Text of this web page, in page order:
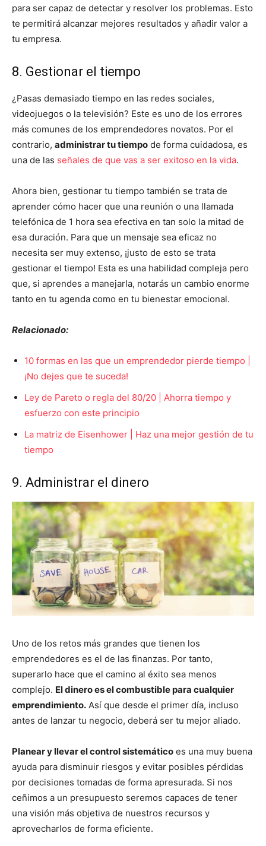
para ser capaz de detectar y resolver los problemas. Esto
te permitirá alcanzar mejores resultados y añadir valor a
tu empresa.
8. Gestionar el tiempo
¿Pasas demasiado tiempo en las redes sociales,
videojuegos o la televisión? Este es uno de los errores
más comunes de los emprendedores novatos. Por el
contrario, administrar tu tiempo de forma cuidadosa, es
una de las señales de que vas a ser exitoso en la vida.
Ahora bien, gestionar tu tiempo también se trata de
aprender cómo hacer que una reunión o una llamada
telefónica de 1 hora sea efectiva en tan solo la mitad de
esa duración. Para que un mensaje sea eficaz no
necesita ser muy extenso, ¡justo de esto se trata
gestionar el tiempo! Esta es una habilidad compleja pero
que, si aprendes a manejarla, notarás un cambio enorme
tanto en tu agenda como en tu bienestar emocional.
Relacionado:
10 formas en las que un emprendedor pierde tiempo |
¡No dejes que te suceda!
Ley de Pareto o regla del 80/20 | Ahorra tiempo y
esfuerzo con este principio
La matriz de Eisenhower | Haz una mejor gestión de tu
tiempo
9. Administrar el dinero
Uno de los retos más grandes que tienen los
emprendedores es el de las finanzas. Por tanto,
superarlo hace que el camino al éxito sea menos
complejo. El dinero es el combustible para cualquier
emprendimiento. Así que desde el primer día, incluso
antes de lanzar tu negocio, deberá ser tu mejor aliado.
Planear y llevar el control sistemático es una muy buena
ayuda para disminuir riesgos y evitar posibles pérdidas
por decisiones tomadas de forma apresurada. Si nos
ceñimos a un presupuesto seremos capaces de tener
una visión más objetiva de nuestros recursos y
aprovecharlos de forma eficiente.